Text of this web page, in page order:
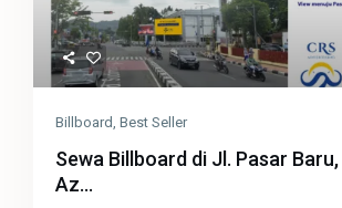
Billboard ,Best Seller
Sewa Billboard di Jl. Pasar
Az...